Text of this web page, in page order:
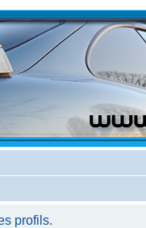
profils.